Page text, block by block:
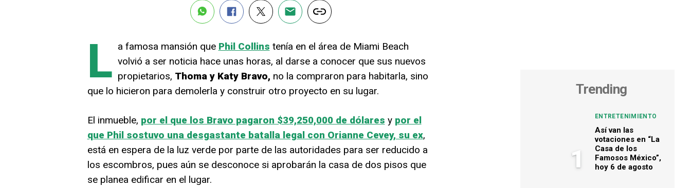
L a famosa mansión que Phil Collins tenía en el área de Miami Beach
volvió a ser noticia hace unas horas, al darse a conocer que sus nuevos
propietarios, Thoma y Katy Bravo, no la compraron para habitarla, sino
que lo hicieron para demolerla y construir otro proyecto en su lugar.
El inmueble, por el que los Bravo pagaron $39,250,000 de dólares y por el
que Phil sostuvo una desgastante batalla legal con Orianne Cevey, su ex,
está en espera de la luz verde por parte de las autoridades para ser reducido a
los escombros, pues aún se desconoce si aprobarán la casa de dos pisos que
se planea edificar en el lugar.
Trending
1
ENTRETENIMIENTO
Así van las
votaciones en “La
Casa de los
Famosos México”,
hoy 6 de agosto